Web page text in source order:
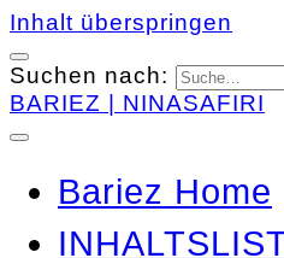
Inhalt überspringen
Suchen nach:
BARIEZ | NINASAFIRI
Bariez Home